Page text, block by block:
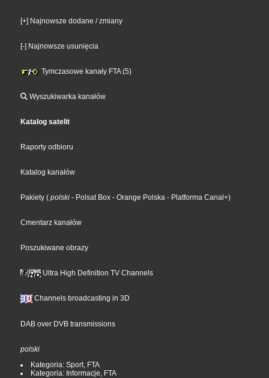
[+] Najnowsze dodane / zmiany
[-] Najnowsze usunięcia
Tymczasowe kanały FTA (5)
Wyszukiwarka kanałów
Katalog satelit
Raporty odbioru
Katalog kanałów
Pakiety ( polski - Polsat Box - Orange Polska - Platforma Canal+)
Cmentarz kanałów
Poszukiwane obrazy
Ultra High Definition TV Channels
Channels broadcasting in 3D
DAB over DVB transmissions
polski
Kategoria: Sport, FTA
Kategoria: Informacje, FTA